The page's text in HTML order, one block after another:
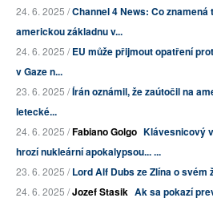
24. 6. 2025 /Channel 4 News: Co
americkou základnu v...
24. 6. 2025 /EU může přijmout opatření
v Gaze n...
23. 6. 2025 /Írán oznámil, že zaútočil na
letecké...
24. 6. 2025 /Fabiano Golgo Klávesnicový
hrozí nukleární apokalypsou... ...
23. 6. 2025 /Lord Alf Dubs ze Zlína o
24. 6. 2025 /Jozef Stasik Ak sa pokazí